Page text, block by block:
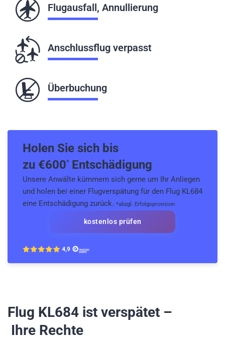
Flugausfall, Annullierung
Anschlussflug verpasst
Überbuchung
Holen Sie sich bis
zu €600*Entschädigung
Unsere Anwälte kümmern sich gerne um Ihr Anliegen
und holen bei einer Flugverspätung für den Flug KL684
eine Entschädigung zurück. *abzgl. Erfolgsprovision
kostenlos prüfen
Flug KL684 ist verspätet –
Ihre Rechte